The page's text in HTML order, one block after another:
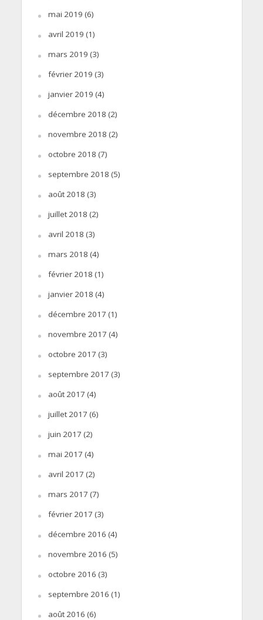
mai 2019 (6)
avril 2019 (1)
mars 2019 (3)
février 2019 (3)
janvier 2019 (4)
décembre 2018 (2)
novembre 2018 (2)
octobre 2018 (7)
septembre 2018 (5)
août 2018 (3)
juillet 2018 (2)
avril 2018 (3)
mars 2018 (4)
février 2018 (1)
janvier 2018 (4)
décembre 2017 (1)
novembre 2017 (4)
octobre 2017 (3)
septembre 2017 (3)
août 2017 (4)
juillet 2017 (6)
juin 2017 (2)
mai 2017 (4)
avril 2017 (2)
mars 2017 (7)
février 2017 (3)
décembre 2016 (4)
novembre 2016 (5)
octobre 2016 (3)
septembre 2016 (1)
août 2016 (6)